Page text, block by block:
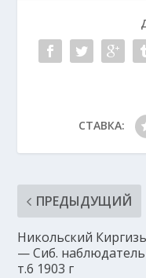
СТАВКА:
ПРЕДЫДУЩИЙ
Никольский
— Сиб. наблюдатель
т.6 1903 г